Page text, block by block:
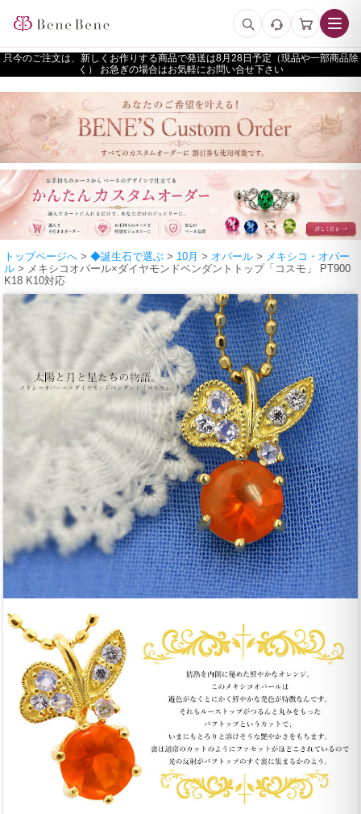
只今のご注文は、新しくお作りする商品で発送は
予定（現品や一部商品除
く） お急ぎの場合はお気軽にお問い合せ下さい
トップページへ > ◆誕生石で選ぶ > 10月 > オパール > メキシコ・オパー
ル > メキシコオパール×ダイヤモンドペンダントトップ「コスモ」 PT900
K18 K10対応